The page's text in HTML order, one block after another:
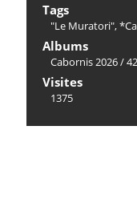
Tags
"Le Muratori",
Albums
Cabornis 2026/
Visites
1375